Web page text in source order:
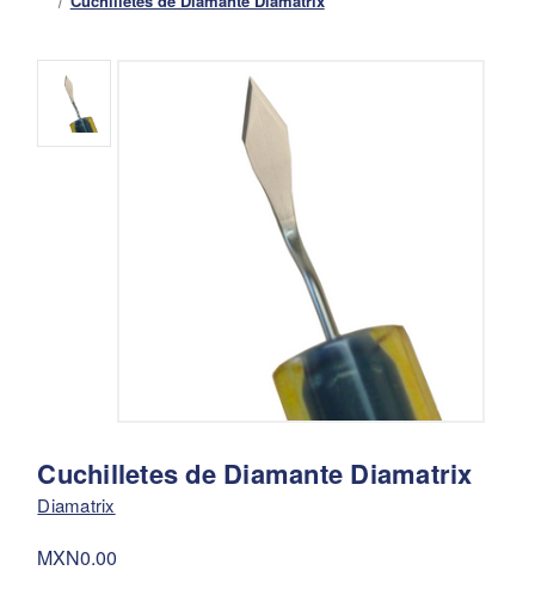
Cuchilletes de Diamante Diamatrix
Diamatrix
MXN0.00